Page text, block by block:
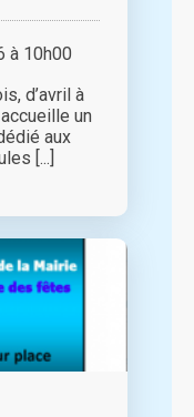
10h00
d’avril à
un
aux
[...]